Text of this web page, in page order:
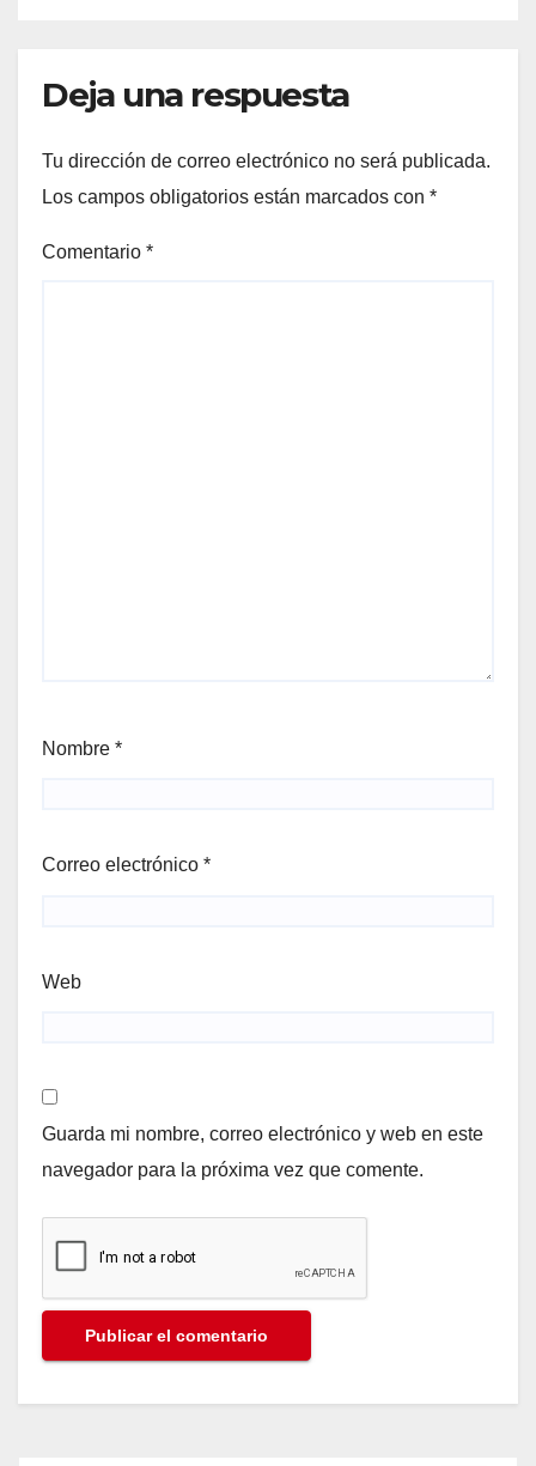
Deja una respuesta
Tu dirección de correo electrónico no será publicada.
Los campos obligatorios están marcados con *
Comentario *
Nombre *
Correo electrónico *
Web
Guarda mi nombre, correo electrónico y web en este
navegador para la próxima vez que comente.